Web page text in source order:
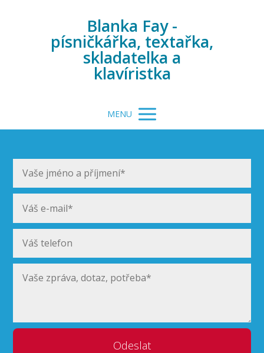
Blanka Fay -
písničkářka, textařka,
skladatelka a
klavíristka
MENU
Odeslat